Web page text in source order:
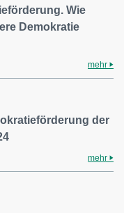
Wie
Demokratie
mehr
der
mehr